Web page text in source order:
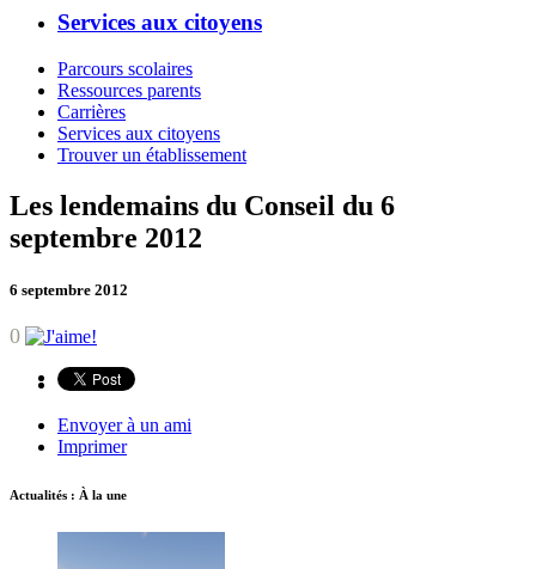
Services aux citoyens
Parcours scolaires
Ressources parents
Carrières
Services aux citoyens
Trouver un établissement
Les lendemains du Conseil du 6
septembre 2012
6 septembre 2012
0
Envoyer à un ami
Imprimer
Actualités : À la une